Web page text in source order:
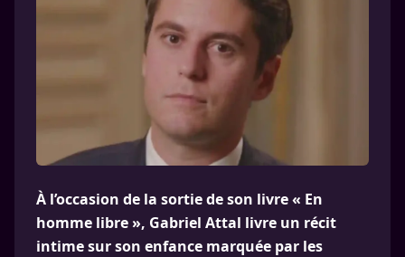
À l’occasion de la sortie de son livre « En
homme libre », Gabriel Attal livre un récit
intime sur son enfance marquée par les